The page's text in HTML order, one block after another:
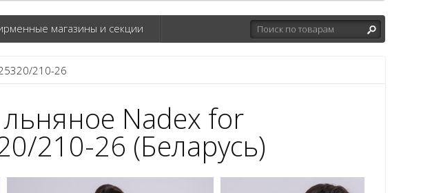
магазины и секции
210-26
Nadex for
210-26 (Беларусь)